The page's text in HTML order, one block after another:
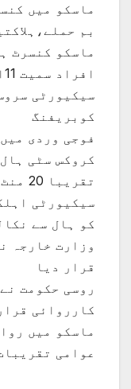
ماسکو میں
بم حملے،ہلاکتیں133 سے متجاوز،
سیکیورٹی
کوبریفنگ
کروکس سٹی
تقریبا 20 منٹ تک گولیاں برساتے رہے
کو ہال سے
وزارت خارجہ
قرار دیا
روسی حکومت
کارروائی
ماسکو میں
عوامی